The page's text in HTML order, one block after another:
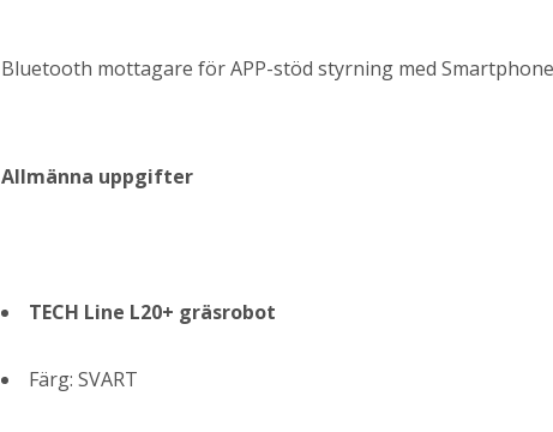
Bluetooth mottagare för APP-stöd styrning med
Allmänna uppgifter
TECH Line L20+ gräsrobot
Färg: SVART